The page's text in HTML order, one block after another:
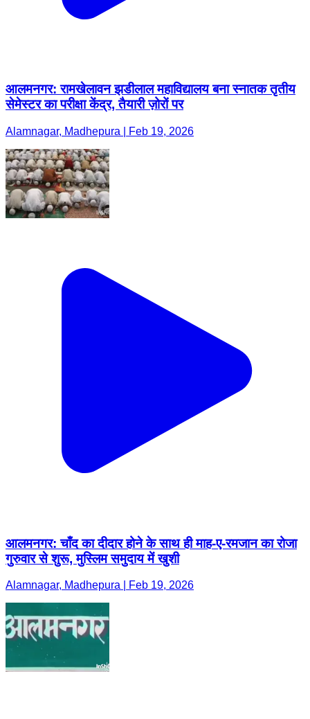
आलमनगर: रामखेलावन झडीलाल महाविद्यालय बना स्नातक तृतीय
सेमेस्टर का परीक्षा केंद्र, तैयारी ज़ोरों पर
Alamnagar, Madhepura | Feb 19, 2026
आलमनगर: चाँद का दीदार होने के साथ ही माह-ए-रमजान का रोजा
गुरुवार से शुरू, मुस्लिम समुदाय में खुशी
Alamnagar, Madhepura | Feb 19, 2026